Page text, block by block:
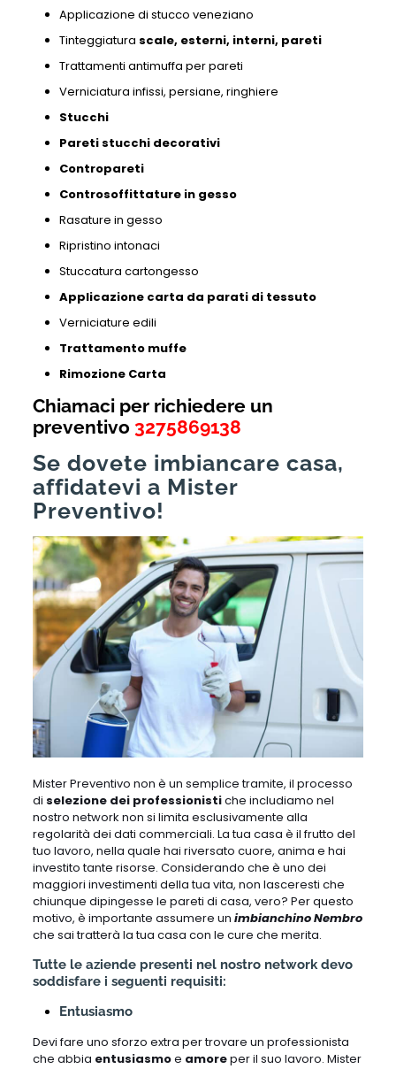
Applicazione di stucco veneziano
Tinteggiatura scale, esterni, interni, pareti
Trattamenti antimuffa per pareti
Verniciatura infissi, persiane, ringhiere
Stucchi
Pareti stucchi decorativi
Contropareti
Controsoffittature in gesso
Rasature in gesso
Ripristino intonaci
Stuccatura cartongesso
Applicazione carta da parati di tessuto
Verniciature edili
Trattamento muffe
Rimozione Carta
Chiamaci per richiedere un
preventivo 3275869138
Se dovete imbiancare casa,
affidatevi a Mister
Preventivo!
Mister Preventivo non è un semplice tramite, il processo
di selezione dei professionistiche includiamo nel
nostro network non si limita esclusivamente alla
regolarità dei dati commerciali. La tua casa è il frutto del
tuo lavoro, nella quale hai riversato cuore, anima e hai
investito tante risorse. Considerando che è uno dei
maggiori investimenti della tua vita, non lasceresti che
chiunque dipingesse le pareti di casa, vero? Per questo
motivo, è importante assumere un imbianchino Nembro
che sai tratterà la tua casa con le cure che merita.
Tutte le aziende presenti nel nostro network devo
soddisfare i seguenti requisiti:
Entusiasmo
Devi fare uno sforzo extra per trovare un professionista
che abbia entusiasmoe amoreper il suo lavoro. Mister